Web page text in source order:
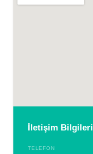
İletişim Bilgileri
TELEFON